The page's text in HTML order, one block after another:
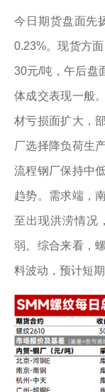
今日期货盘面先
0.23%。现货方
30元/吨，午后盘
体成交表现一般
材亏损面扩大，
厂选择降负荷生
流程钢厂保持中
趋势。需求端，
至出现洪涝情况
弱。综合来看，
料波动，预计短